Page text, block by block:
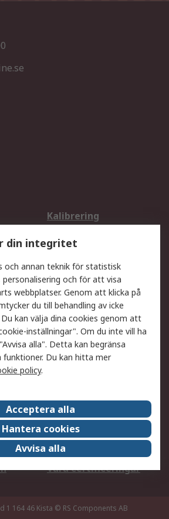
Kalibrering
Teknisk Support
Exportlösningar
Retur av varor
Spåra din order
Fördelar med RS-konto
Försäljningsvillkor
Press Centre
ESG
Våra certificeringar
1 164 46 Kista © RS Components AB
din integritet
och annan teknik för statistisk
personalisering och för att visa
webbplatser. Genom att klicka på
du till behandling av icke
kan välja dina cookies genom att
inställningar". Om du inte vill ha
alla". Detta kan begränsa
Du kan hitta mer
policy.
Acceptera alla
Hantera cookies
Avvisa alla